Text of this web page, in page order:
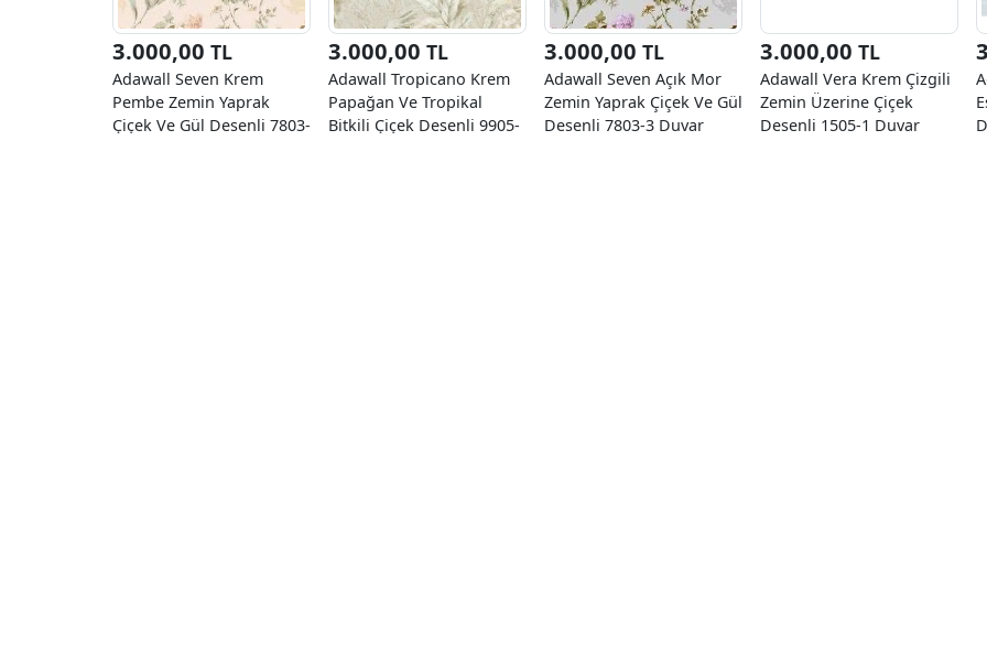
3.000,00 TL
Adawall Seven Krem
Pembe Zemin Yaprak
Çiçek Ve Gül Desenli 7803-
3.000,00 TL
Adawall Tropicano Krem
Papağan Ve Tropikal
Bitkili Çiçek Desenli 9905-
3.000,00 TL
Adawall Seven Açık Mor
Zemin Yaprak Çiçek Ve Gül
Desenli 7803-3 Duvar
3.000,00 TL
Adawall Vera Krem Çizgili
Zemin Üzerine Çiçek
Desenli 1505-1 Duvar